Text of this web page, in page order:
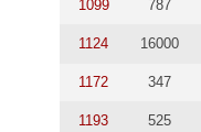
1099 787
1124 16000
1172 347
1193 525